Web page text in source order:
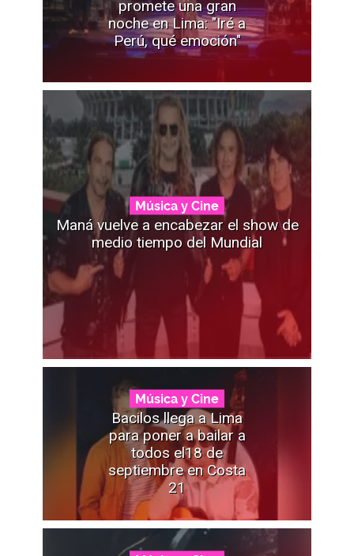
promete una gran
noche en Lima: "Iré a
Perú, qué emoción"
Música y Cine
Maná vuelve a encabezar el show de
medio tiempo del Mundial
Música y Cine
Bacilos llega a Lima
para poner a bailar a
todos el18 de
septiembre en Costa
21